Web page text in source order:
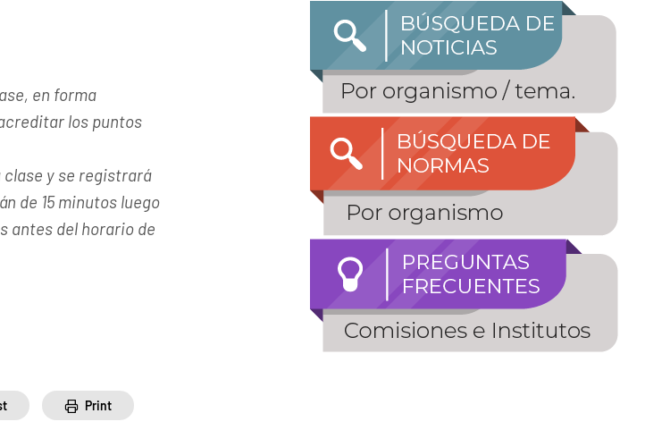
en forma
los puntos
y se registrará
de 15 minutos luego
antes del horario de
Print